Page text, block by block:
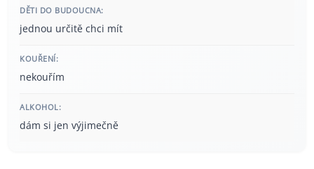
DĚTI DO BUDOUCNA:
jednou určitě chci mít
KOUŘENÍ:
nekouřím
ALKOHOL:
dám si jen výjimečně